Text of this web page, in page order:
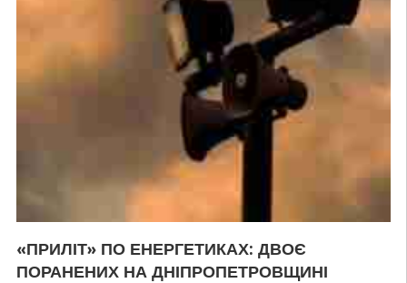
«ПРИЛІТ» ПО ЕНЕРГЕТИКАХ: ДВОЄ
ПОРАНЕНИХ НА ДНІПРОПЕТРОВЩИНІ